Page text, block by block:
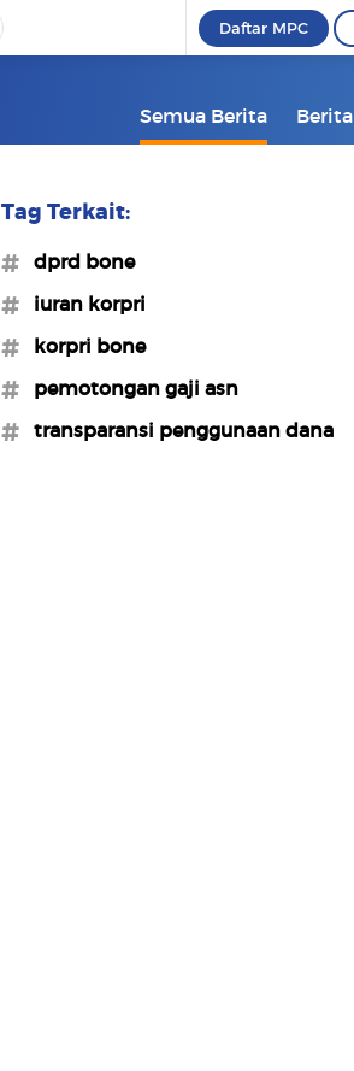
Daftar MPC
Semua Berita Berita
Tag Terkait:
#dprd bone
#iuran korpri
#korpri bone
#pemotongan gaji asn
#transparansi penggunaan dana